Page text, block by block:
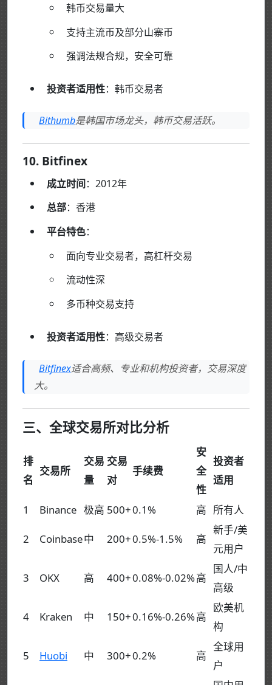
韩币交易量大
支持主流币及部分山寨币
强调法规合规，安全可靠
投资者适用性：韩币交易者
Bithumb是韩国市场龙头，韩币交易活跃。
10. Bitfinex
成立时间：2012年
总部：香港
平台特色：
面向专业交易者，高杠杆交易
流动性深
多币种交易支持
投资者适用性：高级交易者
Bitfinex适合高频、专业和机构投资者，交易深度
大。
三、全球交易所对比分析
排
名
交易所
交易
量
交易
对
手续费
安
全
性
投资者
适用
1 Binance 极高 500+0.1% 高 所有人
2 Coinbase中 200+0.5%-1.5% 高
新手/美
元用户
3 OKX 高 400+0.08%-0.02%高
国人/中
高级
4 Kraken 中 150+0.16%-0.26%高
欧美机
构
5 Huobi 中 300+0.2% 高
全球用
户